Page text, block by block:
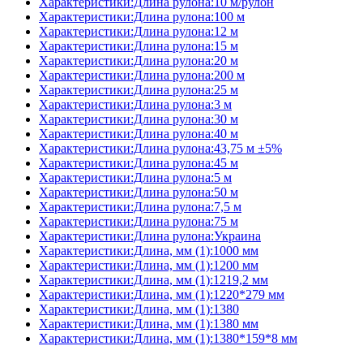
Характеристики:Длина рулона:100 м
Характеристики:Длина рулона:12 м
Характеристики:Длина рулона:15 м
Характеристики:Длина рулона:20 м
Характеристики:Длина рулона:200 м
Характеристики:Длина рулона:25 м
Характеристики:Длина рулона:3 м
Характеристики:Длина рулона:30 м
Характеристики:Длина рулона:40 м
Характеристики:Длина рулона:43,75 м ±5%
Характеристики:Длина рулона:45 м
Характеристики:Длина рулона:5 м
Характеристики:Длина рулона:50 м
Характеристики:Длина рулона:7,5 м
Характеристики:Длина рулона:75 м
Характеристики:Длина рулона:Украина
Характеристики:Длина, мм (1):1000 мм
Характеристики:Длина, мм (1):1200 мм
Характеристики:Длина, мм (1):1219,2 мм
Характеристики:Длина, мм (1):1220*279 мм
Характеристики:Длина, мм (1):1380
Характеристики:Длина, мм (1):1380 мм
Характеристики:Длина, мм (1):1380*159*8 мм